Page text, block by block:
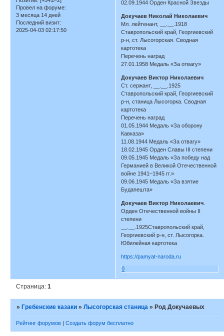
Провел на форуме:
3 месяца 14 дней
Последний визит:
2025-04-03 02:17:50
02.09.1944 Орден Красной Звезды
Докучаев Николай Николаевич
Мл. лейтенант, __.__.1918
Ставропольский край, Георгиевский
р-н, ст. Лысогорская. Сводная
картотека
Перечень наград
27.01.1958 Медаль «За отвагу»
Докучаев Виктор Николаевич
Ст. сержант, __.__.1925
Ставропольский край, Георгиевский
р-н, станица Лысогорка. Сводная
картотека
Перечень наград
01.05.1944 Медаль «За оборону
Кавказа»
11.08.1944 Медаль «За отвагу»
18.02.1945 Орден Славы III степени
09.05.1945 Медаль «За победу над
Германией в Великой Отечественной
войне 1941–1945 гг.»
09.06.1945 Медаль «За взятие
Будапешта»
Докучаев Виктор Николаевич
Орден Отечественной войны II
степени
__.__.1925Ставропольский край,
Георгиевский р-н, ст. Лысогорка.
Юбилейная картотека
https://pamyat-naroda.ru
0
Страница:1
» Гребенские казаки »Лысогорская станица » Род Докучаевых
Рейтинг форумов | Создать форум бесплатно